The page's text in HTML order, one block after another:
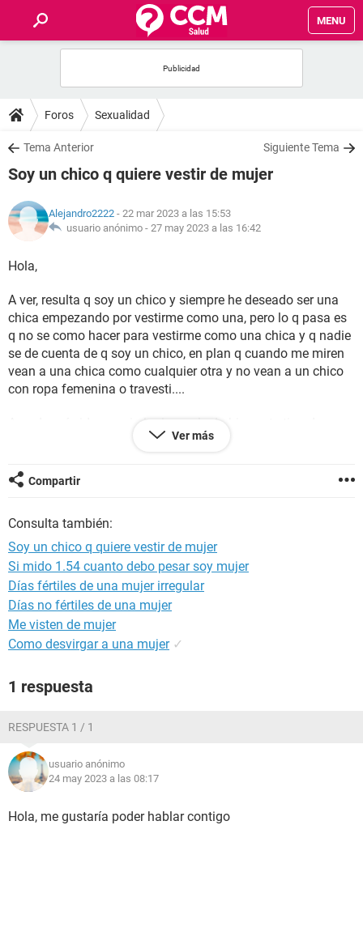
MENU
FOROS
SALUD
FAMILIA
NUTRICIÓN
BIENESTAR
SEXUALIDAD
GLOSARIO
Foros Sexualidad
Tema Anterior Siguiente Tema
Soy un chico q quiere vestir de mujer
Alejandro2222 - 22 mar 2023 a las 15:53
usuario anónimo - 27 may 2023 a las 16:42
Hola,
A ver, resulta q soy un chico y siempre he deseado ser una
chica empezando por vestirme como una, pero lo q pasa es
q no se como hacer para vestirme como una chica y q nadie
se de cuenta de q soy un chico, en plan q cuando me miren
vean a una chica como cualquier otra y no vean a un chico
con ropa femenina o travesti....
Agradecería ideas y si alguien se le da bien este tipo de
cosas de cambio de imagen, ropa, maquillaje.... y es de
Gracias
Ver más
Compartir
Consulta también:
Soy un chico q quiere vestir de mujer
Si mido 1.54 cuanto debo pesar soy mujer
Días fértiles de una mujer irregular
Días no fértiles de una mujer
Me visten de mujer
Como desvirgar a una mujer ✓
1 respuesta
RESPUESTA 1 / 1
usuario anónimo
24 may 2023 a las 08:17
Hola, me gustaría poder hablar contigo